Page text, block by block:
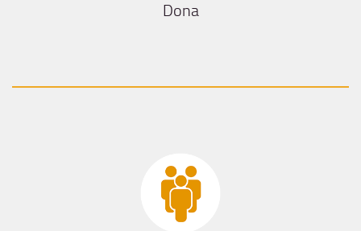
Dona